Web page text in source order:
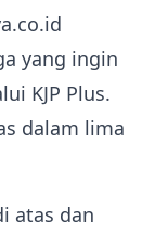
yang ingin
KJP Plus.
dalam lima
atas dan